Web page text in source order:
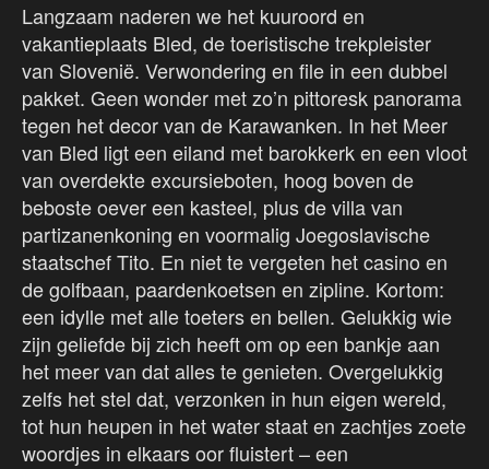
Langzaam naderen we het kuuroord en
vakantieplaats Bled, de toeristische trekpleister
van Slovenië. Verwondering en file in een dubbel
pakket. Geen wonder met zo’n pittoresk panorama
tegen het decor van de Karawanken. In het Meer
van Bled ligt een eiland met barokkerk en een vloot
van overdekte excursieboten, hoog boven de
beboste oever een kasteel, plus de villa van
partizanenkoning en voormalig Joegoslavische
staatschef Tito. En niet te vergeten het casino en
de golfbaan, paardenkoetsen en zipline. Kortom:
een idylle met alle toeters en bellen. Gelukkig wie
zijn geliefde bij zich heeft om op een bankje aan
het meer van dat alles te genieten. Overgelukkig
zelfs het stel dat, verzonken in hun eigen wereld,
tot hun heupen in het water staat en zachtjes zoete
woordjes in elkaars oor fluistert – een